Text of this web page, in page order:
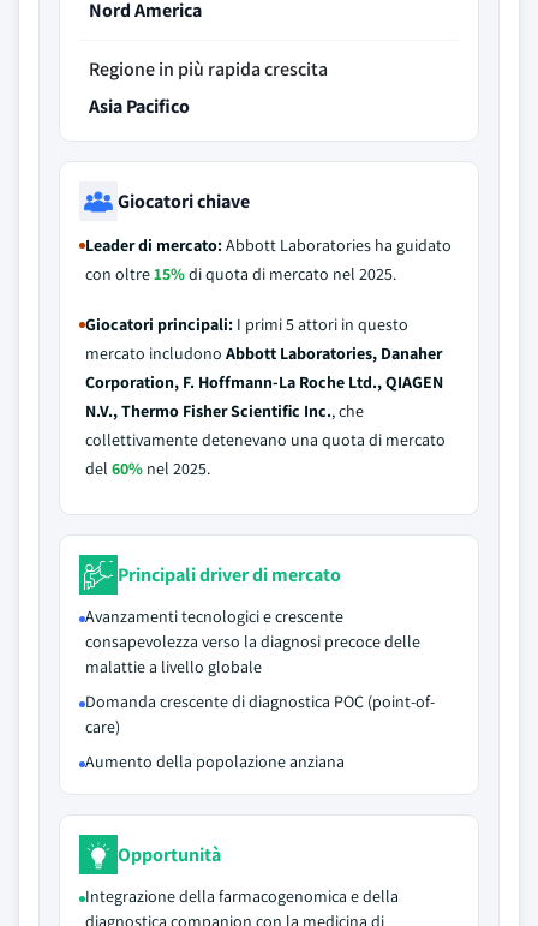
Nord America
Regione in più rapida crescita
Asia Pacifico
Giocatori chiave
Leader di mercato:Abbott Laboratories ha guidato
con oltre15%di quota di mercato nel 2025.
Giocatori principali: I primi 5 attori in questo
mercato includono Abbott Laboratories, Danaher
Corporation, F. Hoffmann-La Roche Ltd., QIAGEN
N.V., Thermo Fisher Scientific Inc., che
collettivamente detenevano una quota di mercato
del 60% nel 2025.
Principali driver di mercato
Avanzamenti tecnologici e crescente
consapevolezza verso la diagnosi precoce delle
malattie a livello globale
Domanda crescente di diagnostica POC (point-of-
care)
Aumento della popolazione anziana
Opportunità
Integrazione della farmacogenomica e della
diagnostica companion con la medicina di